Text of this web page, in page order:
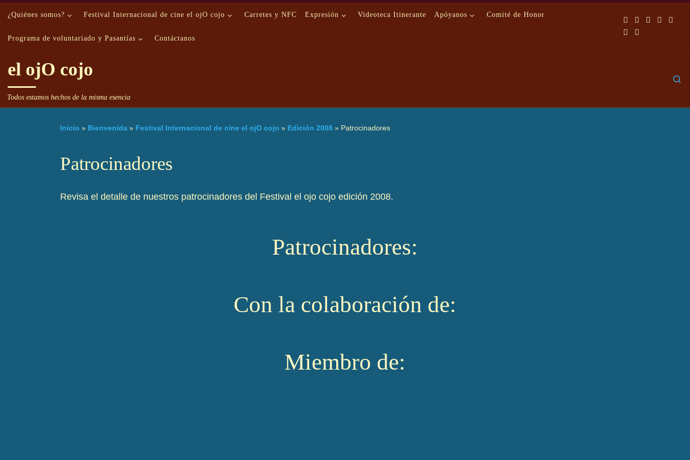
Saltar al contenido
¿Quiénes somos? Festival Internacional de cine el ojO cojo Carretes y NFC Expresión Videoteca Itinerante Apóyanos Comité de Honor
Programa de voluntariado y Pasantías Contáctanos
el ojO cojo
Todos estamos hechos de la misma esencia
Inicio » Bienvenida » Festival Internacional de cine el ojO cojo » Edición 2008 » Patrocinadores
Patrocinadores
Revisa el detalle de nuestros patrocinadores del Festival el ojo cojo edición 2008.
Patrocinadores:
Con la colaboración de:
Miembro de: